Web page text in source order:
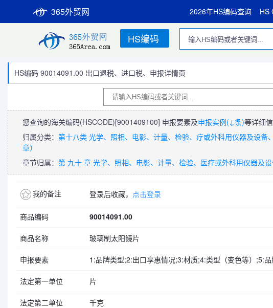
365外贸网 2026年HS编码查询 HS
HS编码
HS编码 90014091.00 出口退税、进口税、申报详情页
您查询的海关编码(HSCODE)[9001409100] 申报要素及申报实例(↓条)等详细
归属分类： 第十八类 光学、照相、电影、计量、检验、疗或外科用仪器及设
章）
章节归属： 第 九十 章 光学、照相、电影、计量、检验、医疗或外科用仪器及
我的备注 登录后收藏， 点击登录
商品编码 90014091.00
商品名称 玻璃制太阳镜片
申报要素 1:品牌类型;2:出口享惠情况;3:材质;4:类型（变色等）;5:
法定第一单位 片
法定第二单位 千克